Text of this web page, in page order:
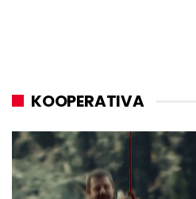
KOOPERATIVA